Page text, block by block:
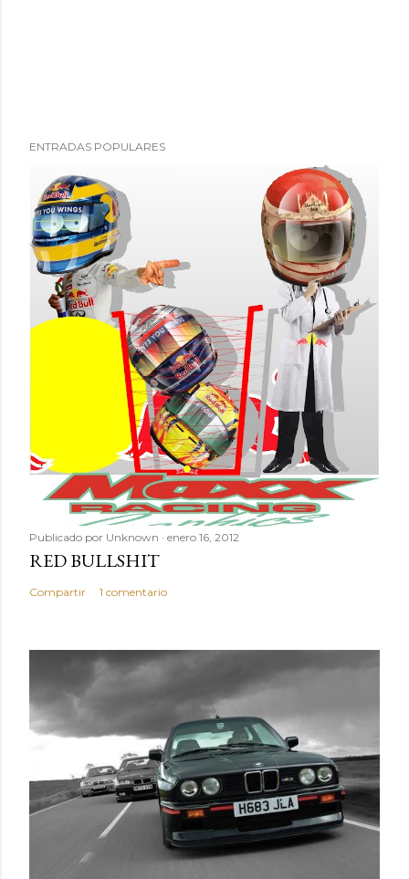
ENTRADAS POPULARES
Publicado por Unknown enero 16, 2012
RED BULLSHIT
Compartir 1 comentario